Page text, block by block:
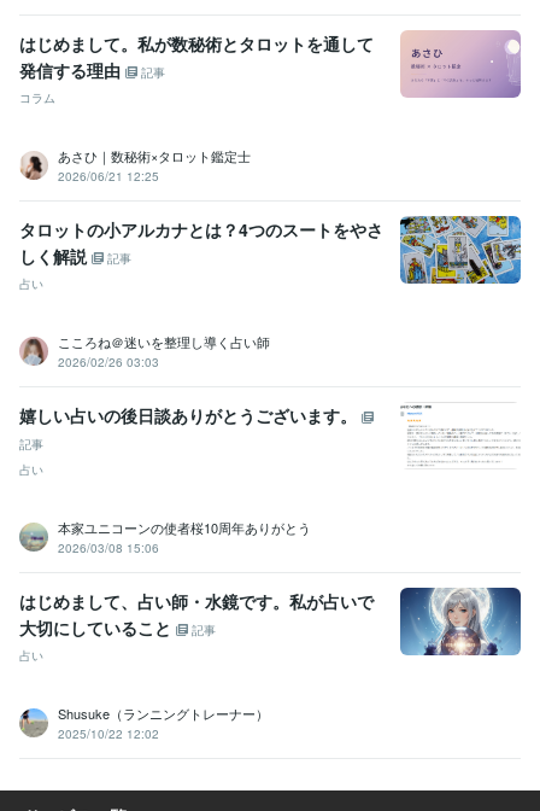
はじめまして。私が数秘術とタロットを通して
発信する理由
記事
コラム
あさひ｜数秘術×タロット鑑定士
2026/06/21 12:25
タロットの小アルカナとは？4つのスートをやさ
しく解説
記事
占い
こころね＠迷いを整理し導く占い師
2026/02/26 03:03
嬉しい占いの後日談ありがとうございます。
記事
占い
本家ユニコーンの使者桜10周年ありがとう
2026/03/08 15:06
はじめまして、占い師・水鏡です。私が占いで
大切にしていること
記事
占い
Shusuke（ランニングトレーナー）
2025/10/22 12:02